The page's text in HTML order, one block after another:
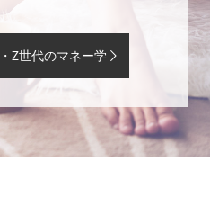
Z世代のマネー学